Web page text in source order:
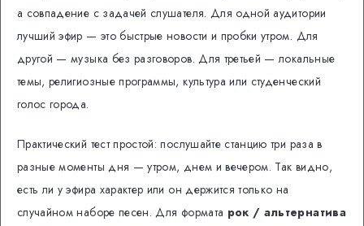
а совпадение с задачей слушателя. Для одной аудитории
лучший эфир — это быстрые новости и пробки утром. Для
другой — музыка без разговоров. Для третьей — локальные
темы, религиозные программы, культура или студенческий
голос города.
Практический тест простой: послушайте станцию три раза в
разные моменты дня — утром, днем и вечером. Так видно,
есть ли у эфира характер или он держится только на
случайном наборе песен. Для формата рок / альтернатива